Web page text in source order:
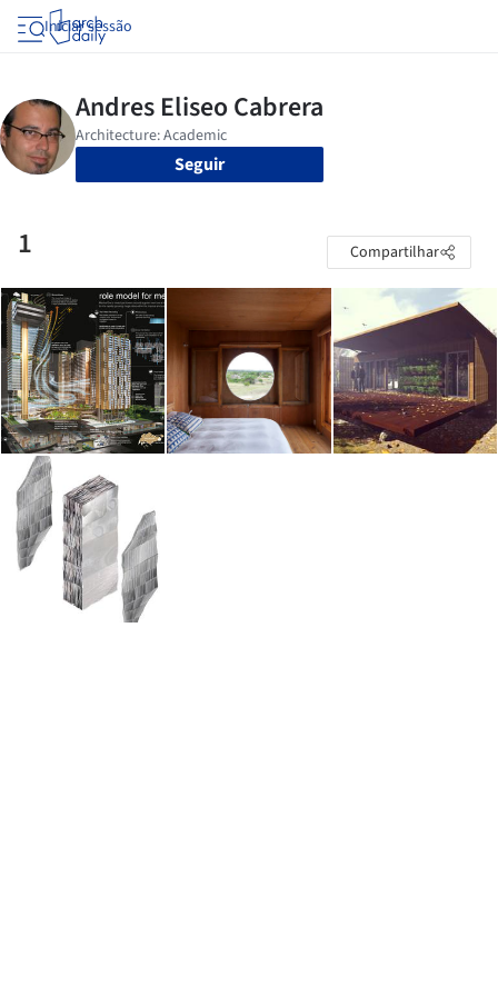
Iniciar sessão
Seguir
1 Compartilhar